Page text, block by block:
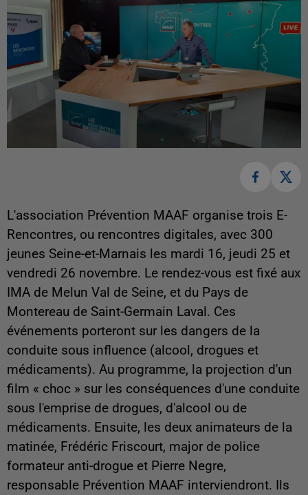
L'association Prévention MAAF organise trois E-
Rencontres, ou rencontres digitales, avec 300
jeunes Seine-et-Marnais les mardi 16, jeudi 25 et
vendredi 26 novembre. Le rendez-vous est fixé aux
IMA de Melun Val de Seine, et du Pays de
Montereau de Saint-Germain Laval. Ces
événements porteront sur les dangers de la
conduite sous influence (alcool, drogues et
médicaments). Au programme, la projection d'un
film « choc » sur les conséquences d'une conduite
sous l'emprise de drogues, d'alcool ou de
médicaments. Ensuite, les deux animateurs de la
matinée, Frédéric Friscourt, major de police
formateur anti-drogue et Pierre Negre,
responsable Prévention MAAF interviendront. Ils